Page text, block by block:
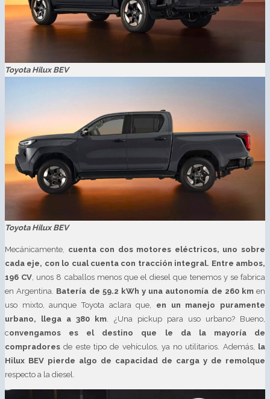
Toyota Hilux BEV
Toyota Hilux BEV
Mecánicamente, cuenta con dos motores eléctricos, uno sobre
cada eje, con lo cual cuenta con tracción integral. Entre ambos,
196 CV , unos 8 caballos menos que el diesel que tenemos y se fabrica
en Argentina. Batería de 59.2 kWh y una autonomía de 260 kmen
uso mixto, aunque Toyota aclara que, en un manejo puramente
urbano, llega a 380 km . ¿Una pickup para uso urbano? Bueno,
convengamos es el destino que le da la mayoría de
compradoresde este tipo de vehículos, ya no utilitarios. Además,
la
Hilux BEV pierde algo de capacidad de carga y de remolque
respecto a la diesel.